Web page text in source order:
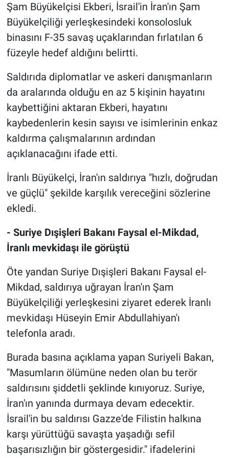
Şam Büyükelçisi Ekberi, İsrail'in İran'ın Şam
Büyükelçiliği yerleşkesindeki konsolosluk
binasını F-35 savaş uçaklarından fırlatılan 6
füzeyle hedef aldığını belirtti.
Saldırıda diplomatlar ve askeri danışmanların
da aralarında olduğu en az 5 kişinin hayatını
kaybettiğini aktaran Ekberi, hayatını
kaybedenlerin kesin sayısı ve isimlerinin enkaz
kaldırma çalışmalarının ardından
açıklanacağını ifade etti.
İranlı Büyükelçi, İran'ın saldırıya "hızlı, doğrudan
ve güçlü" şekilde karşılık vereceğini sözlerine
ekledi.
- Suriye Dışişleri Bakanı Faysal el-Mikdad,
İranlı mevkidaşı ile görüştü
Öte yandan Suriye Dışişleri Bakanı Faysal el-
Mikdad, saldırıya uğrayan İran'ın Şam
Büyükelçiliği yerleşkesini ziyaret ederek İranlı
mevkidaşı Hüseyin Emir Abdullahiyan'ı
telefonla aradı.
Burada basına açıklama yapan Suriyeli Bakan,
"Masumların ölümüne neden olan bu terör
saldırısını şiddetli şeklinde kınıyoruz. Suriye,
İran'ın yanında durmaya devam edecektir.
İsrail'in bu saldırısı Gazze'de Filistin halkına
karşı yürüttüğü savaşta yaşadığı sefil
başarısızlığın bir göstergesidir." ifadelerini